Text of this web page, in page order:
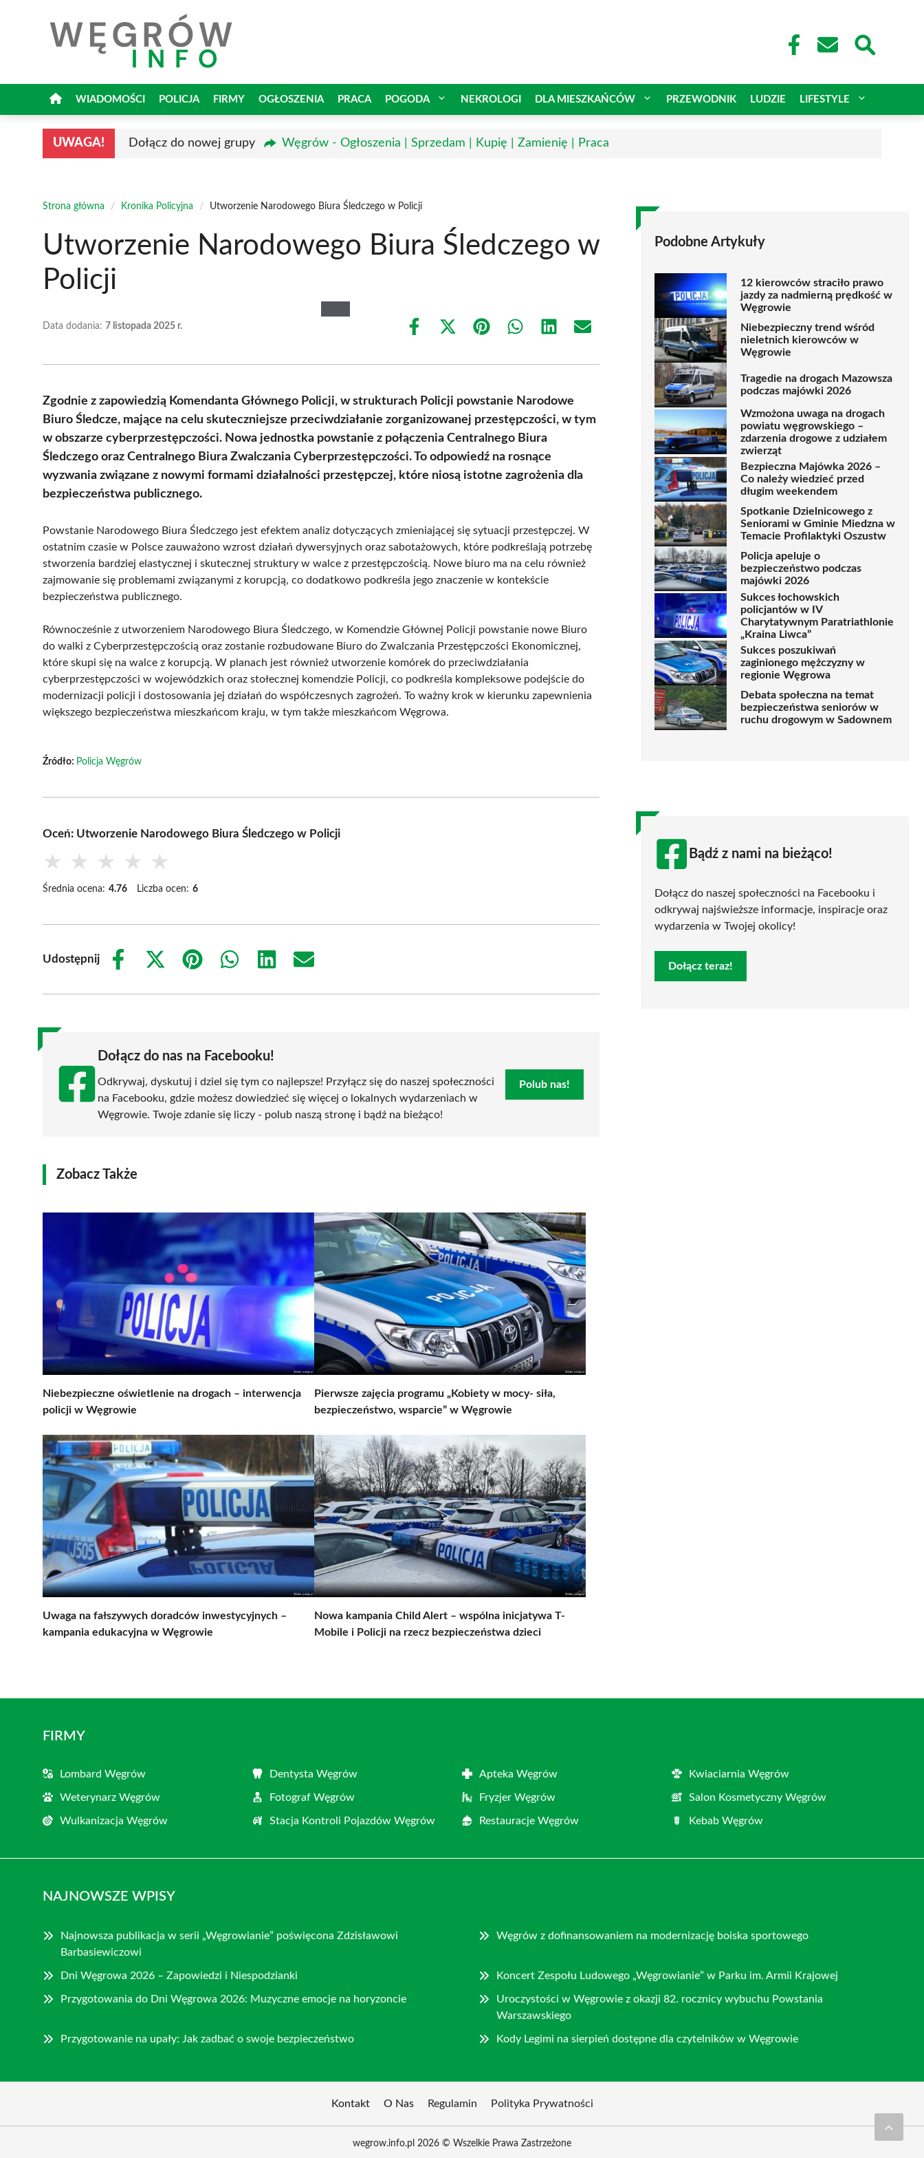
WIADOMOŚCI POLICJA FIRMY OGŁOSZENIA PRACA POGODA NEKROLOGI DLA MIESZKAŃCÓW PRZEWODNIK LUDZIE LIFESTYLE
UWAGA! Dołącz do nowej grupy Węgrów - Ogłoszenia | Sprzedam | Kupię | Zamienię | Praca
Strona główna / Kronika Policyjna / Utworzenie Narodowego Biura Śledczego w Policji
Utworzenie Narodowego Biura Śledczego w
Policji
Data dodania: 7 listopada 2025 r.
Share
Share
(Twitter)
Share Share Share Share
Zgodnie z zapowiedzią Komendanta Głównego Policji, w strukturach Policji powstanie Narodowe
Biuro Śledcze, mające na celu skuteczniejsze przeciwdziałanie zorganizowanej przestępczości, w tym
w obszarze cyberprzestępczości. Nowa jednostka powstanie z połączenia Centralnego Biura
Śledczego oraz Centralnego Biura Zwalczania Cyberprzestępczości. To odpowiedź na rosnące
wyzwania związane z nowymi formami działalności przestępczej, które niosą istotne zagrożenia dla
bezpieczeństwa publicznego.
Powstanie Narodowego Biura Śledczego jest efektem analiz dotyczących zmieniającej się sytuacji przestępczej. W
ostatnim czasie w Polsce zauważono wzrost działań dywersyjnych oraz sabotażowych, które podkreślają potrzebę
stworzenia bardziej elastycznej i skutecznej struktury w walce z przestępczością. Nowe biuro ma na celu również
zajmowanie się problemami związanymi z korupcją, co dodatkowo podkreśla jego znaczenie w kontekście
bezpieczeństwa publicznego.
Równocześnie z utworzeniem Narodowego Biura Śledczego, w Komendzie Głównej Policji powstanie nowe Biuro
do walki z Cyberprzestępczością oraz zostanie rozbudowane Biuro do Zwalczania Przestępczości Ekonomicznej,
które skupi się na walce z korupcją. W planach jest również utworzenie komórek do przeciwdziałania
cyberprzestępczości w wojewódzkich oraz stołecznej komendzie Policji, co podkreśla kompleksowe podejście do
modernizacji policji i dostosowania jej działań do współczesnych zagrożeń. To ważny krok w kierunku zapewnienia
większego bezpieczeństwa mieszkańcom kraju, w tym także mieszkańcom Węgrowa.
Źródło: Policja Węgrów
Oceń: Utworzenie Narodowego Biura Śledczego w Policji
★ ★ ★ ★ ★
Średnia ocena: 4.76 Liczba ocen: 6
Udostępnij
Share
Share
(Twitter)
Share
Share
Share
Share
Dołącz do nas na Facebooku!
Odkrywaj, dyskutuj i dziel się tym co najlepsze! Przyłącz się do naszej społeczności
na Facebooku, gdzie możesz dowiedzieć się więcej o lokalnych wydarzeniach w
Węgrowie. Twoje zdanie się liczy - polub naszą stronę i bądź na bieżąco!
Polub nas!
Zobacz Także
Niebezpieczne oświetlenie na drogach – interwencja
policji w Węgrowie
Pierwsze zajęcia programu „Kobiety w mocy- siła,
bezpieczeństwo, wsparcie” w Węgrowie
Uwaga na fałszywych doradców inwestycyjnych –
kampania edukacyjna w Węgrowie
Nowa kampania Child Alert – wspólna inicjatywa T-
Mobile i Policji na rzecz bezpieczeństwa dzieci
Podobne Artykuły
12 kierowców straciło prawo
jazdy za nadmierną prędkość w
Węgrowie
Niebezpieczny trend wśród
nieletnich kierowców w
Węgrowie
Tragedie na drogach Mazowsza
podczas majówki 2026
Wzmożona uwaga na drogach
powiatu węgrowskiego –
zdarzenia drogowe z udziałem
zwierząt
Bezpieczna Majówka 2026 –
Co należy wiedzieć przed
długim weekendem
Spotkanie Dzielnicowego z
Seniorami w Gminie Miedzna w
Temacie Profilaktyki Oszustw
Policja apeluje o
bezpieczeństwo podczas
majówki 2026
Sukces łochowskich
policjantów w IV
Charytatywnym Paratriathlonie
„Kraina Liwca”
Sukces poszukiwań
zaginionego mężczyzny w
regionie Węgrowa
Debata społeczna na temat
bezpieczeństwa seniorów w
ruchu drogowym w Sadownem
Bądź z nami na bieżąco!
Dołącz do naszej społeczności na Facebooku i
odkrywaj najświeższe informacje, inspiracje oraz
wydarzenia w Twojej okolicy!
Dołącz teraz!
FIRMY
Lombard Węgrów Dentysta Węgrów Apteka Węgrów Kwiaciarnia Węgrów
Weterynarz Węgrów Fotograf Węgrów Fryzjer Węgrów Salon Kosmetyczny Węgrów
Wulkanizacja Węgrów Stacja Kontroli Pojazdów Węgrów Restauracje Węgrów Kebab Węgrów
NAJNOWSZE WPISY
Najnowsza publikacja w serii „Węgrowianie” poświęcona Zdzisławowi
Barbasiewiczowi
Węgrów z dofinansowaniem na modernizację boiska sportowego
Dni Węgrowa 2026 – Zapowiedzi i Niespodzianki Koncert Zespołu Ludowego „Węgrowianie” w Parku im. Armii Krajowej
Przygotowania do Dni Węgrowa 2026: Muzyczne emocje na horyzoncie
Uroczystości w Węgrowie z okazji 82. rocznicy wybuchu Powstania
Warszawskiego
Przygotowanie na upały: Jak zadbać o swoje bezpieczeństwo Kody Legimi na sierpień dostępne dla czytelników w Węgrowie
Kontakt O Nas Regulamin Polityka Prywatności
wegrow.info.pl 2026 © Wszelkie Prawa Zastrzeżone